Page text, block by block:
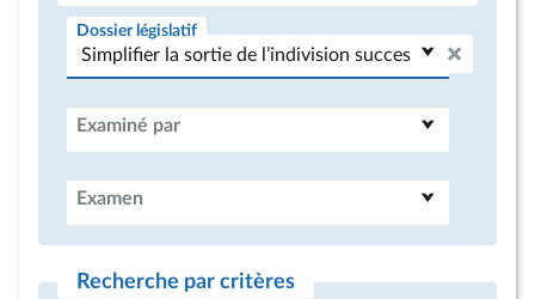
Dossier législatif
Examiné par
Examen
Recherche par critères